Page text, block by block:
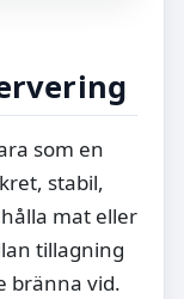
som en
stabil,
mat eller
tillagning
bränna vid.